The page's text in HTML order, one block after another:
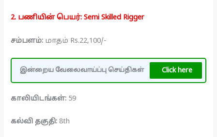
2. பணியின் பெயர்: Semi Skilled Rigger
சம்பளம்: மாதம் Rs.22,100/-
இன்றைய வேலைவாய்ப்பு செய்திகள் Click here
காலியிடங்கள்: 59
கல்வி தகுதி: 8th